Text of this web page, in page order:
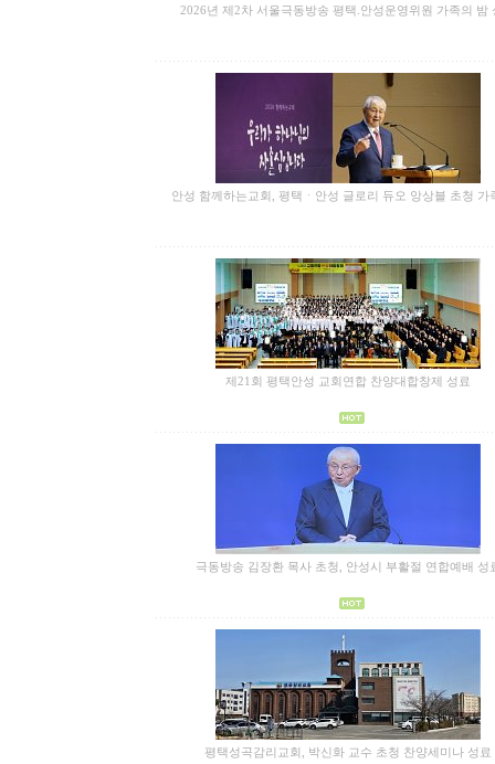
2026년 제2차 서울극동방송 평택.안성운영위원 가족의 밤
안성 함께하는교회, 평택ㆍ안성 글로리 듀오 앙상블 초청
제21회 평택안성 교회연합 찬양대합창제 성료
극동방송 김장환 목사 초청, 안성시 부활절 연합예배 성
평택성곡감리교회, 박신화 교수 초청 찬양세미나 성료